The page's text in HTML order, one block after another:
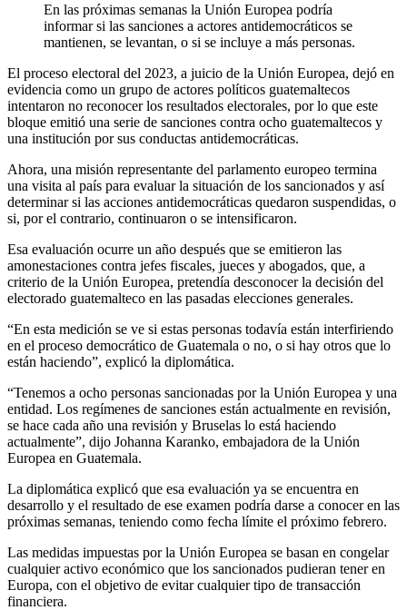
En las próximas semanas la Unión Europea podría
informar si las sanciones a actores antidemocráticos se
mantienen, se levantan, o si se incluye a más personas.
El proceso electoral del 2023, a juicio de la Unión Europea, dejó en
evidencia como un grupo de actores políticos guatemaltecos
intentaron no reconocer los resultados electorales, por lo que este
bloque emitió una serie de sanciones contra ocho guatemaltecos y
una institución por sus conductas antidemocráticas.
Ahora, una misión representante del parlamento europeo termina
una visita al país para evaluar la situación de los sancionados y así
determinar si las acciones antidemocráticas quedaron suspendidas, o
si, por el contrario, continuaron o se intensificaron.
Esa evaluación ocurre un año después que se emitieron las
amonestaciones contra jefes fiscales, jueces y abogados, que, a
criterio de la Unión Europea, pretendía desconocer la decisión del
electorado guatemalteco en las pasadas elecciones generales.
“En esta medición se ve si estas personas todavía están interfiriendo
en el proceso democrático de Guatemala o no, o si hay otros que lo
están haciendo”, explicó la diplomática.
“Tenemos a ocho personas sancionadas por la Unión Europea y una
entidad. Los regímenes de sanciones están actualmente en revisión,
se hace cada año una revisión y Bruselas lo está haciendo
actualmente”, dijo Johanna Karanko, embajadora de la Unión
Europea en Guatemala.
La diplomática explicó que esa evaluación ya se encuentra en
desarrollo y el resultado de ese examen podría darse a conocer en las
próximas semanas, teniendo como fecha límite el próximo febrero.
Las medidas impuestas por la Unión Europea se basan en congelar
cualquier activo económico que los sancionados pudieran tener en
Europa, con el objetivo de evitar cualquier tipo de transacción
financiera.